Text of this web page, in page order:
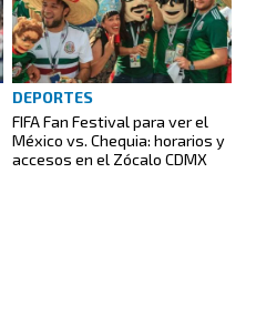
DEPORTES
FIFA Fan Festival para ver el
México vs. Chequia: horarios y
accesos en el Zócalo CDMX